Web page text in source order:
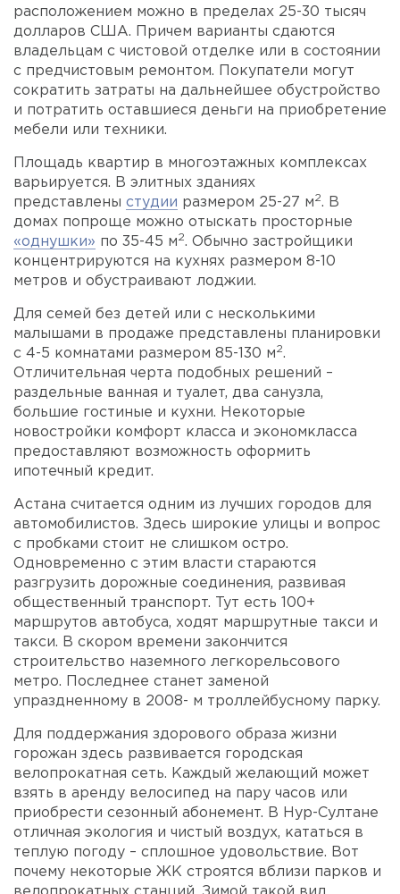
расположением можно в пределах 25-30 тысяч
долларов США. Причем варианты сдаются
владельцам с чистовой отделке или в состоянии
с предчистовым ремонтом. Покупатели могут
сократить затраты на дальнейшее обустройство
и потратить оставшиеся деньги на приобретение
мебели или техники.
Площадь квартир в многоэтажных комплексах
варьируется. В элитных зданиях
представлены студии размером 25-27 м2. В
домах попроще можно отыскать просторные
«однушки» по 35-45 м2. Обычно застройщики
концентрируются на кухнях размером 8-10
метров и обустраивают лоджии.
Для семей без детей или с несколькими
малышами в продаже представлены планировки
с 4-5 комнатами размером 85-130 м2.
Отличительная черта подобных решений –
раздельные ванная и туалет, два санузла,
большие гостиные и кухни. Некоторые
новостройки комфорт класса и экономкласса
предоставляют возможность оформить
ипотечный кредит.
Астана считается одним из лучших городов для
автомобилистов. Здесь широкие улицы и вопрос
с пробками стоит не слишком остро.
Одновременно с этим власти стараются
разгрузить дорожные соединения, развивая
общественный транспорт. Тут есть 100+
маршрутов автобуса, ходят маршрутные такси и
такси. В скором времени закончится
строительство наземного легкорельсового
метро. Последнее станет заменой
упраздненному в 2008- м троллейбусному парку.
Для поддержания здорового образа жизни
горожан здесь развивается городская
велопрокатная сеть. Каждый желающий может
взять в аренду велосипед на пару часов или
приобрести сезонный абонемент. В Нур-Султане
отличная экология и чистый воздух, кататься в
теплую погоду – сплошное удовольствие. Вот
почему некоторые ЖК строятся вблизи парков и